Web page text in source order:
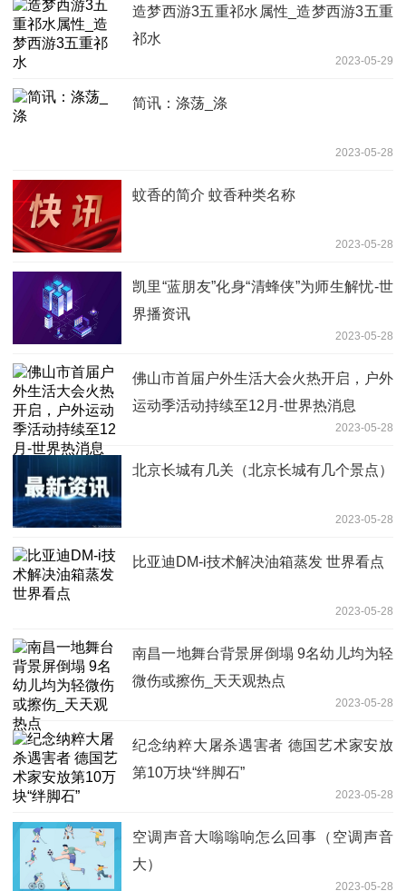
造梦西游3五重祁水属性_造梦西游3五重
祁水
2023-05-29
简讯：涤荡_涤
2023-05-28
蚊香的简介 蚊香种类名称
2023-05-28
凯里“蓝朋友”化身“清蜂侠”为师生解忧-世
界播资讯
2023-05-28
佛山市首届户外生活大会火热开启，户外
运动季活动持续至12月-世界热消息
2023-05-28
北京长城有几关（北京长城有几个景点）
2023-05-28
比亚迪DM-i技术解决油箱蒸发 世界看点
2023-05-28
南昌一地舞台背景屏倒塌 9名幼儿均为轻
微伤或擦伤_天天观热点
2023-05-28
纪念纳粹大屠杀遇害者 德国艺术家安放
第10万块“绊脚石”
2023-05-28
空调声音大嗡嗡响怎么回事（空调声音
大）
2023-05-28